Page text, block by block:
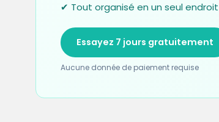
✔ Tout organisé en un seul endroit
Essayez 7 jours gratuitement
Aucune donnée de paiement requise